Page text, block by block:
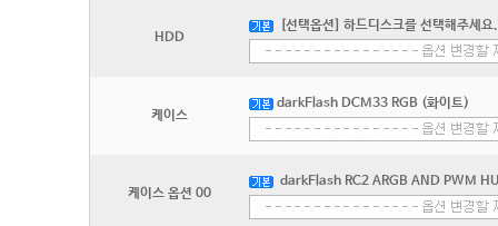
HDD
[선택옵션] 하드디스크를 선택해주세요.
케이스
darkFlash DCM33 RGB (화이트)
케이스 옵션 00
darkFlash RC2 ARGB AND PWM